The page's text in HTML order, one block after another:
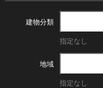
建物分類
指定なし
地域
指定なし